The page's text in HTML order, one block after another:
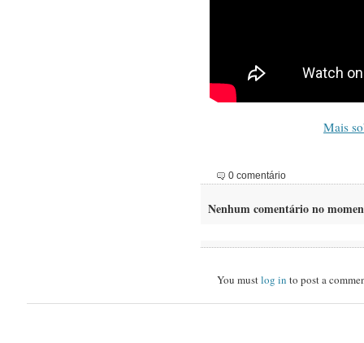
Mais
0 comentário
Nenhum comentário no
You mustlog in to post a